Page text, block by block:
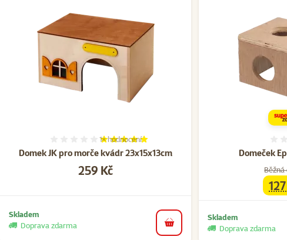
Domek JK pro morče kvádr 23x15x13cm
Hodnocení 100%, počet hodnocení: 1
1×hodnocení
Cena
259 Kč
Skladem
Doprava zdarma
do košíku
Domeček
Běžná
Skladem
Doprava zdarma